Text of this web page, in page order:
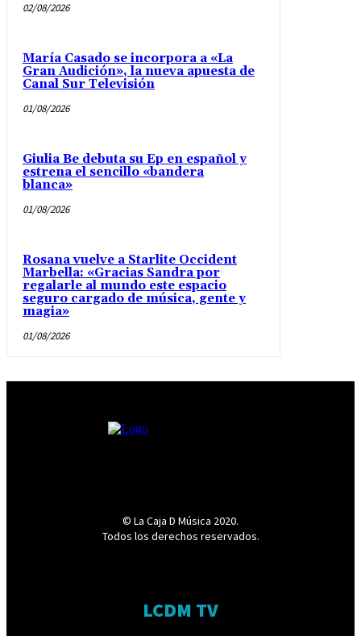
02/08/2026
María Casado se incorpora a «La
Gran Audición», la nueva apuesta de
Canal Sur Televisión
01/08/2026
Giulia Be debuta su Ep en español y
estrena el sencillo «bandera
blanca»
01/08/2026
Rosana vuelve a Starlite Occident
Marbella: «Gracias Sandra por
regalarle al mundo este espacio
seguro cargado de música, gente y
magia»
01/08/2026
© La Caja D Música 2020.
Todos los derechos reservados.
LCDM TV